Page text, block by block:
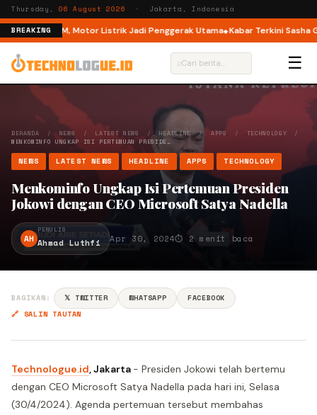
Thursday,06 August 2026 · Jakarta, Indonesia
BREAKING
di M6 DM, Motor Listrik Jadi Penggerak Utama Kabar Terkini Sasha
⌕ ☰
BERANDA / NEWS / LATEST NEWS / HEADLINE/APPS / TECHNOLOGY /
MENKOMINFO UNGKAP ISI PERTEMUAN PRESIDE…
NEWS LATEST NEWS HEADLINE APPS TECHNOLOGY
Menkominfo Ungkap Isi Pertemuan Presiden
Jokowi dengan CEO Microsoft Satya Nadella
AH
PENULIS
Ahmad Luthfi Apr 30, 2024⏱ 2 menit baca
BAGIKAN: 𝕏 TWITTER WHATSAPP
FACEBOOK
🔗 SALIN TAUTAN
Technologue.id, Jakarta - Presiden Jokowi telah bertemu
dengan CEO Microsoft Satya Nadella pada hari ini, Selasa
(30/4/2024). Agenda pertemuan tersebut membahas